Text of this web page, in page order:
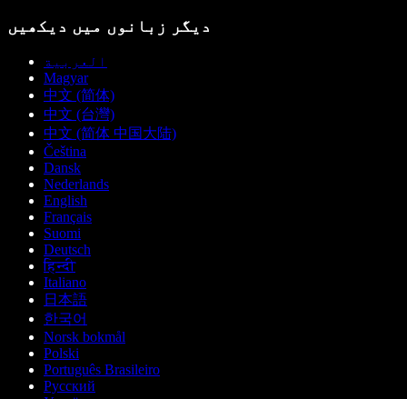
دیگر زبانوں میں دیکھیں
العربية
Magyar
中文 (简体)
中文 (台灣)
中文 (简体 中国大陆)
Čeština
Dansk
Nederlands
English
Français
Suomi
Deutsch
हिन्दी
Italiano
日本語
한국어
Norsk bokmål
Polski
Português Brasileiro
Русский